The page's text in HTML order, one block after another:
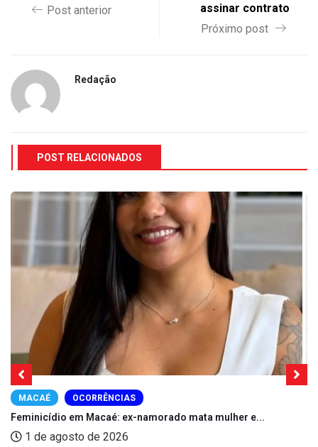
Post anterior
assinar contrato
Próximo post
Redação
POST RELACIONADOS
MACAÉ OCORRÊNCIAS
Feminicídio em Macaé: ex-namorado mata mulher e...
1 de agosto de 2026